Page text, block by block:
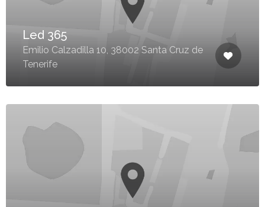
Led 365
Emilio Calzadilla 10, 38002 Santa Cruz de
Tenerife